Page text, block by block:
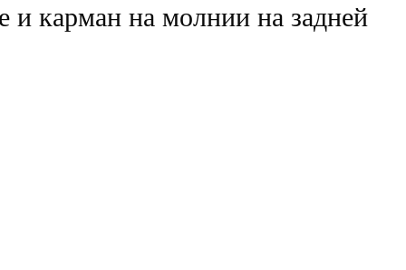
и карман на молнии на задней